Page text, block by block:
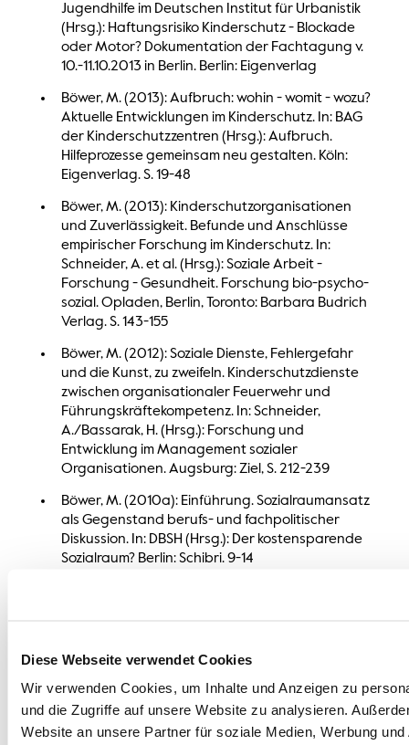
Diese Webseite verwendet Cookies
Wir verwenden Cookies, um Inhalte und Anzeigen zu
und die Zugriffe auf unsere Website zu analysieren.
Website an unsere Partner für soziale Medien, Werbung
Jugendhilfe im Deutschen Institut für Urbanistik
(Hrsg.): Haftungsrisiko Kinderschutz - Blockade
oder Motor? Dokumentation der Fachtagung v.
10.-11.10.2013 in Berlin. Berlin: Eigenverlag
Böwer, M. (2013): Aufbruch: wohin - womit - wozu?
Aktuelle Entwicklungen im Kinderschutz. In: BAG
der Kinderschutzzentren (Hrsg.): Aufbruch.
Hilfeprozesse gemeinsam neu gestalten. Köln:
Eigenverlag. S. 19-48
Böwer, M. (2013): Kinderschutzorganisationen
und Zuverlässigkeit. Befunde und Anschlüsse
empirischer Forschung im Kinderschutz. In:
Schneider, A. et al. (Hrsg.): Soziale Arbeit -
Forschung - Gesundheit. Forschung bio-psycho-
sozial. Opladen, Berlin, Toronto: Barbara Budrich
Verlag. S. 143-155
Böwer, M. (2012): Soziale Dienste, Fehlergefahr
und die Kunst, zu zweifeln. Kinderschutzdienste
zwischen organisationaler Feuerwehr und
Führungskräftekompetenz. In: Schneider,
A./Bassarak, H. (Hrsg.): Forschung und
Entwicklung im Management sozialer
Organisationen. Augsburg: Ziel, S. 212-239
Böwer, M. (2010a): Einführung. Sozialraumansatz
als Gegenstand berufs- und fachpolitischer
Diskussion. In: DBSH (Hrsg.): Der kostensparende
Sozialraum? Berlin: Schibri. 9-14
Führung. Wiesbaden: VS. S. 143-154
Wolff, Stephan/ Böwer, M. (2010b): Der ASD und
seine Binnenwelten: Über Tiefenstrukturen und
"Erfindungen" im Management Allgemeiner